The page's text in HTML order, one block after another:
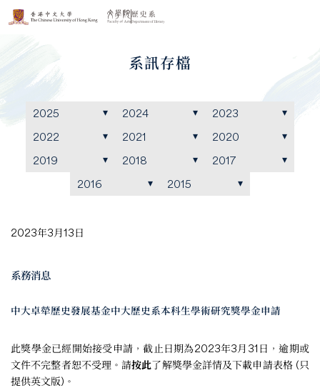
系訊存檔
2025 2024
2023
2022
2021
2020
2019
2018
2017
2016
2015
2023年3月13日
系務消息
中大卓犖歷史發展基金中大歷史系本科生學術研究獎學金申請
此獎學金已經開始接受申請，截止日期為2023年3月31日，逾期或
文件不完整者恕不受理。請按此了解獎學金詳情及下載申請表格 (只
提供英文版)。